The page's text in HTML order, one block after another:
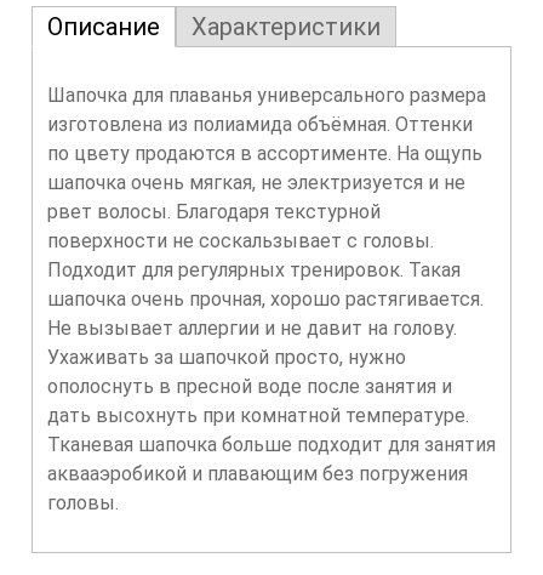
Описание Характеристики
Шапочка для плаванья универсального размера
изготовлена из полиамида объёмная. Оттенки
по цвету продаются в ассортименте. На ощупь
шапочка очень мягкая, не электризуется и не
рвет волосы. Благодаря текстурной
поверхности не соскальзывает с головы.
Подходит для регулярных тренировок. Такая
шапочка очень прочная, хорошо растягивается.
Не вызывает аллергии и не давит на голову.
Ухаживать за шапочкой просто, нужно
ополоснуть в пресной воде после занятия и
дать высохнуть при комнатной температуре.
Тканевая шапочка больше подходит для занятия
аквааэробикой и плавающим без погружения
головы.